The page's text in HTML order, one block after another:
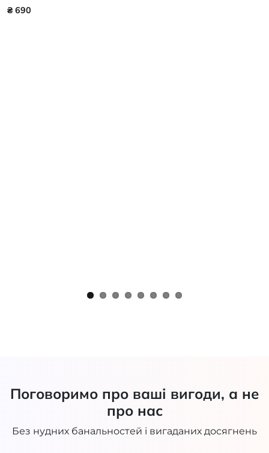
₴ 690
Поговоримо про ваші вигоди, а не
про нас
Без нудних банальностей і вигаданих досягнень